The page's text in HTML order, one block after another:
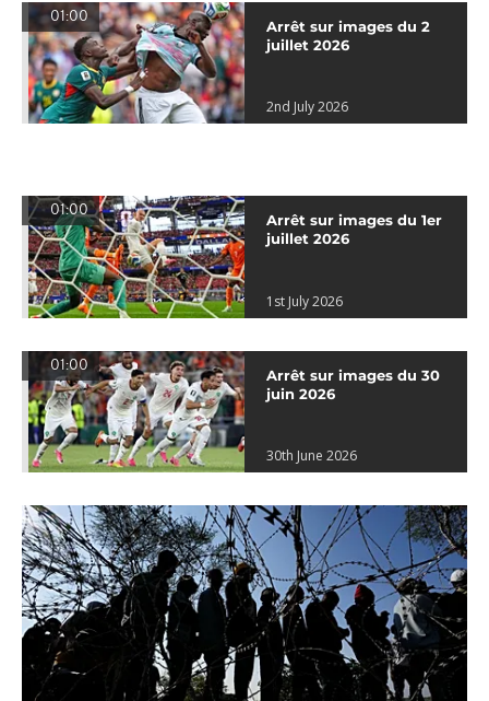
01:00
Arrêt sur images du 2
juillet 2026
2nd July 2026
01:00
Arrêt sur images du 1er
juillet 2026
1st July 2026
01:00
Arrêt sur images du 30
juin 2026
30th June 2026